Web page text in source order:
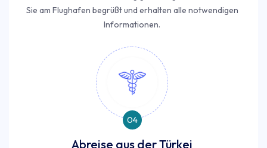
Sie am Flughafen begrüßt und erhalten alle notwendigen
Informationen.
04
Abreise aus der Türkei